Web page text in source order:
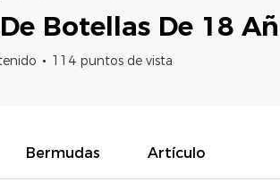
Botellas De 18
114 puntos de vista
Bermudas Artículo